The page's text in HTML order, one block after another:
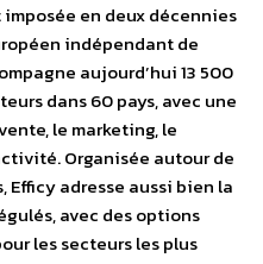
imposée en deux décennies
indépendant de
aujourd’hui 13 500
dans 60 pays, avec une
le marketing, le
Organisée autour de
adresse aussi bien la
avec des options
les secteurs les plus